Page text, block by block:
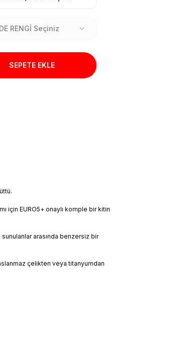
SEPETE EKLE
için EURO5+ onaylı komple bir kitin
arasında benzersiz bir
çelikten veya titanyumdan